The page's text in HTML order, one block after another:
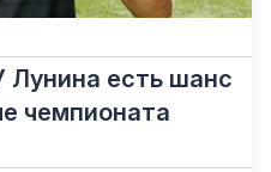
Лунина есть шанс
чемпионата